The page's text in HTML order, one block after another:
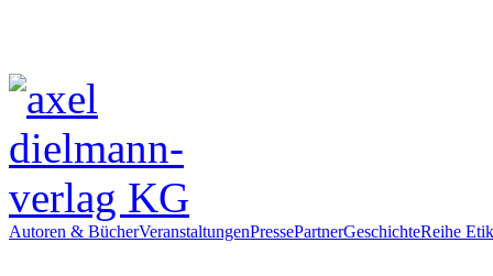
Autoren & BücherVeranstaltungenPressePartnerGeschichteReihe